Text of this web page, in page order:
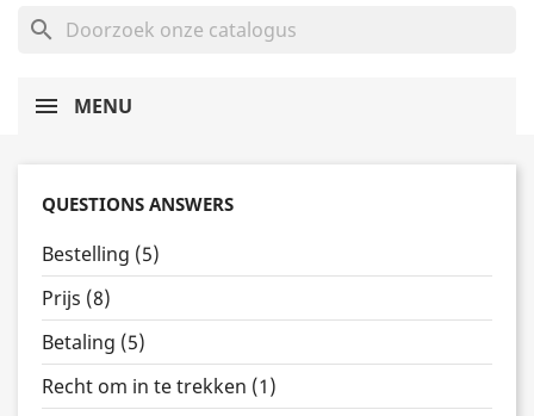
search
MENU
QUESTIONS ANSWERS
Bestelling (5)
Prijs (8)
Betaling (5)
Recht om in te trekken (1)